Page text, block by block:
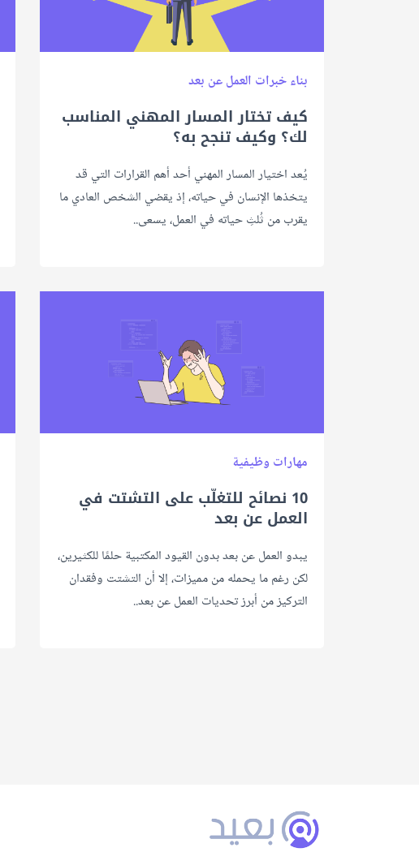
بناء خبرات العمل عن بعد
كيف تختار المسار المهني المناسب
لك؟ وكيف تنجح به؟
يُعد اختيار المسار المهني أحد أهم القرارات التي قد
يتخذها الإنسان في حياته، إذ يقضي الشخص العادي ما
يقرب من ثُلثِ حياته في العمل، يسعى..
مهارات وظيفية
10 نصائح للتغلّب على التشتت في
العمل عن بعد
يبدو العمل عن بعد بدون القيود المكتبية حلمًا للكثيرين،
لكن رغم ما يحمله من مميزات، إلا أن التشتت وفقدان
التركيز من أبرز تحديات العمل عن بعد..